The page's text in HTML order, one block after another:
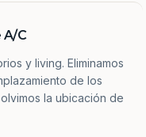
A/C
y living. Eliminamos
de los
la ubicación de